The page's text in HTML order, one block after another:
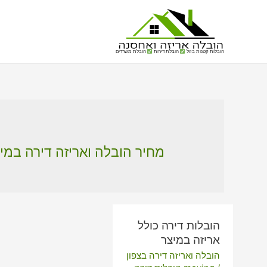
הובלות קטנות בזול הובלת דירות הובלת משרדים
מחיר הובלה ואריזה דירה
הובלות דירה כולל
אריזה במיצר
הובלה ואריזה דירה בצפון